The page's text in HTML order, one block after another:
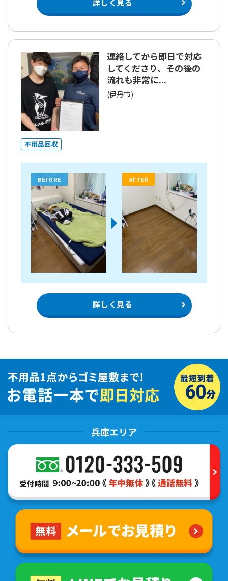
詳しく見る
連絡してから即日で対応
してくださり、その後の
流れも非常に...
(伊丹市)
不用品回収
BEFORE AFTER
詳しく見る
兵庫エリア